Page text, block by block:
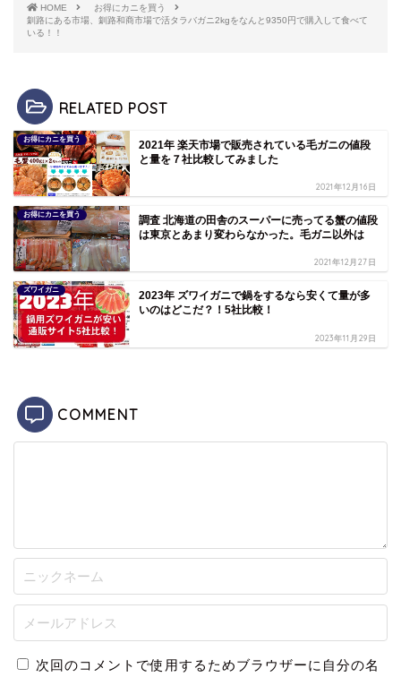
HOME
お得にカニを買う
釧路にある市場、釧路和商市場で活タラバガニ2kgをなんと9350円で購入して食べて
いる！！
RELATED POST
お得にカニを買う
2021年 楽天市場で販売されている毛ガニの値段
と量を７社比較してみました
2021年12月16日
お得にカニを買う
調査 北海道の田舎のスーパーに売ってる蟹の値段
は東京とあまり変わらなかった。毛ガニ以外は
2021年12月27日
ズワイガニ
2023年 ズワイガニで鍋をするなら安くて量が多
いのはどこだ？！5社比較！
2023年11月29日
COMMENT
次回のコメントで使用するためブラウザーに自分の名